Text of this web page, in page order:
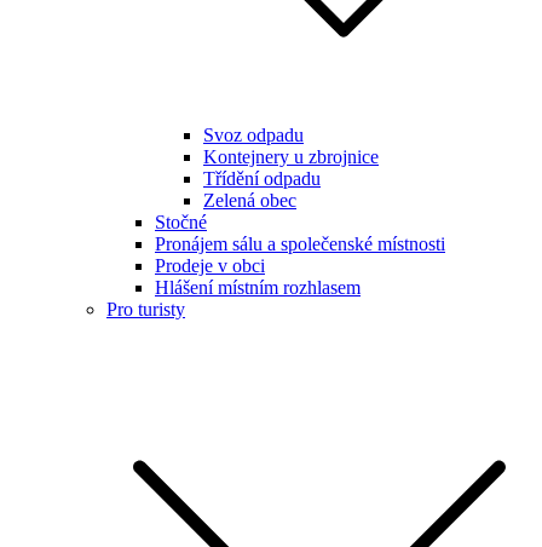
Svoz odpadu
Kontejnery u zbrojnice
Třídění odpadu
Zelená obec
Stočné
Pronájem sálu a společenské místnosti
Prodeje v obci
Hlášení místním rozhlasem
Pro turisty